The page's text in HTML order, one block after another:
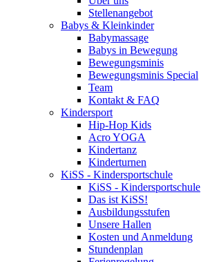
Stellenangebot
Babys & Kleinkinder
Babymassage
Babys in Bewegung
Bewegungsminis
Bewegungsminis Special
Team
Kontakt & FAQ
Kindersport
Hip-Hop Kids
Acro YOGA
Kindertanz
Kinderturnen
KiSS - Kindersportschule
KiSS - Kindersportschule
Das ist KiSS!
Ausbildungsstufen
Unsere Hallen
Kosten und Anmeldung
Stundenplan